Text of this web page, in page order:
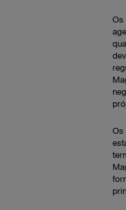
Os
Os